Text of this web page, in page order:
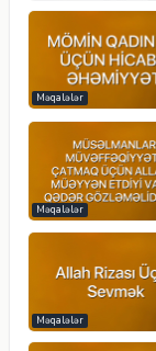
Məqalələr
Məqalələr
Məqalələr